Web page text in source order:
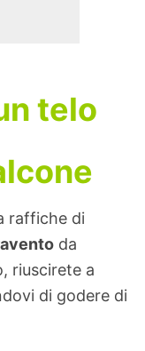
telo
raffiche di
da
riuscirete a
di godere di